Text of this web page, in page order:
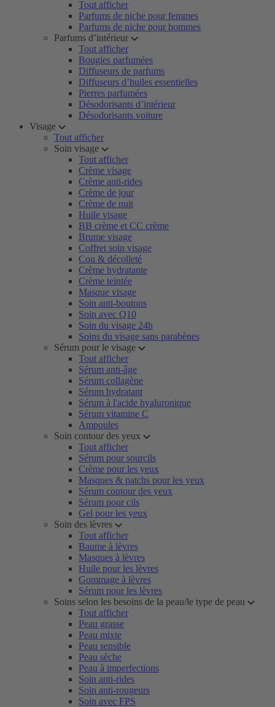
Tout afficher
Parfums de niche pour femmes
Parfums de niche pour hommes
Parfums d’intérieur
Tout afficher
Bougies parfumées
Diffuseurs de parfums
Diffuseurs d’huiles essentielles
Pierres parfumées
Désodorisants d’intérieur
Désodorisants voiture
Visage
Tout afficher
Soin visage
Tout afficher
Crème visage
Crème anti-rides
Crème de jour
Crème de nuit
Huile visage
BB crème et CC crème
Brume visage
Coffret soin visage
Cou & décolleté
Crème hydratante
Crème teintée
Masque visage
Soin anti-boutons
Soin avec Q10
Soin du visage 24h
Soins du visage sans parabènes
Sérum pour le visage
Tout afficher
Sérum anti-âge
Sérum collagène
Sérum hydratant
Sérum à l'acide hyaluronique
Sérum vitamine C
Ampoules
Soin contour des yeux
Tout afficher
Sérum pour sourcils
Crème pour les yeux
Masques & patchs pour les yeux
Sérum contour des yeux
Sérum pour cils
Gel pour les yeux
Soin des lèvres
Tout afficher
Baume à lèvres
Masques à lèvres
Huile pour les lèvres
Gommage à lèvres
Sérum pour les lèvres
Soins selon les besoins de la peau/le type de peau
Tout afficher
Peau grasse
Peau mixte
Peau sensible
Peau sèche
Peau à imperfections
Soin anti-rides
Soin anti-rougeurs
Soin avec FPS